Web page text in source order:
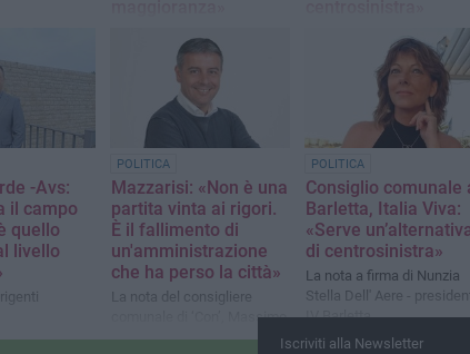
Stelle Barletta
prossime elezioni
Dobbiamo partire dai
bisogni reali delle persone»
-Avs:
il campo
quello
livello
POLITICA
Mazzarisi: «Non è una
partita vinta ai rigori.
È il fallimento di
un'amministrazione
che ha perso la città»
La nota del consigliere
comunale di ‘Con’, Massimo
Mazzarisi
POLITICA
Consiglio comunale
Barletta, Italia Viva:
«Serve
di centrosinistra»
La nota a firma di Nunzia
Stella Dell' Aere -
IV Barletta
Iscriviti alla Newsletter